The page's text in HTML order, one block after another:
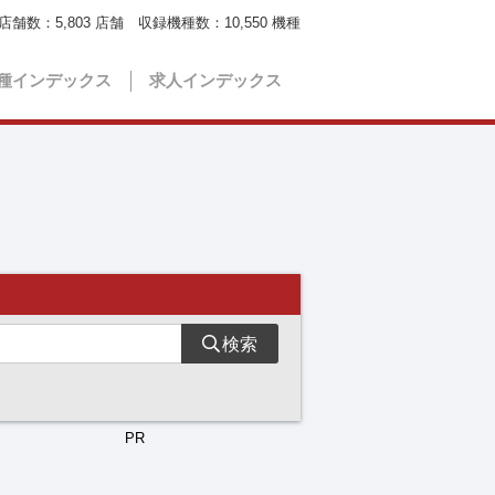
インデックス 求人インデックス
舗数： 5,803 店舗 収録機種数： 10,550 機種
検索
PR